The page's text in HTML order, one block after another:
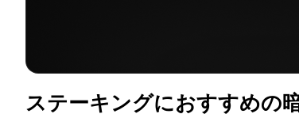
ステーキングにおすすめの